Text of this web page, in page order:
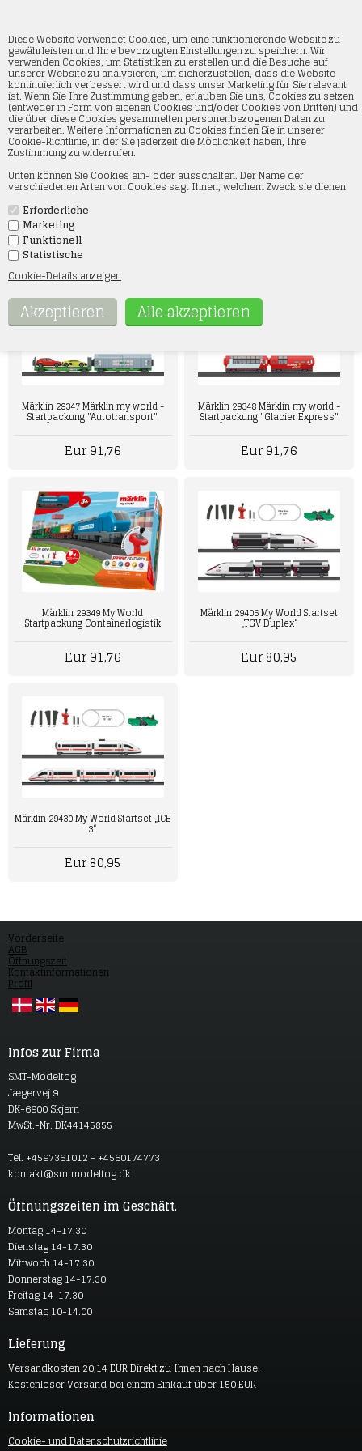
Diese Website verwendet Cookies, um eine funktionierende Website zu
gewährleisten und Ihre bevorzugten Einstellungen zu speichern. Wir
verwenden Cookies, um Statistiken zu erstellen und die Besuche auf
unserer Website zu analysieren, um sicherzustellen, dass die Website
kontinuierlich verbessert wird und dass unser Marketing für Sie relevant
ist. Wenn Sie Ihre Zustimmung geben, erlauben Sie uns, Cookies zu setzen
(entweder in Form von eigenen Cookies und/oder Cookies von Dritten) und
die über diese Cookies gesammelten personenbezogenen Daten zu
verarbeiten. Weitere Informationen zu Cookies finden Sie in unserer
Cookie-Richtlinie, in der Sie jederzeit die Möglichkeit haben, Ihre
Zustimmung zu widerrufen.
Unten können Sie Cookies ein- oder ausschalten. Der Name der
verschiedenen Arten von Cookies sagt Ihnen, welchem Zweck sie dienen.
Erforderliche
Marketing
Funktionell
Statistische
Cookie-Details anzeigen
My World
Startseite»Startpackungen»My World
Willkommen in der Kategorie „Meine Welt“, wo Modelleisenbahn-
Fans alles finden, was das Herz begehrt. Wir bieten eine große
Auswahl an Startersets, ideal für Einsteiger und erfahrene
Sammler. Entdecken Sie unsere hochwertigen Sets, die Ihre
Miniaturwelt mit detailgetreuen Zügen und realistischen Gleisen
zum Leben erwecken. Jedes Starterset bietet Ihnen ein
authentisches Erlebnis, das gleichermaßen unterhaltsam und
inspirierend ist. Starten Sie noch heute Ihre Modelleisenbahn-
Reise und verwirklichen Sie Ihre Traumwelt mit „Meine Welt“.
Märklin 29347 Märklin my world -
Startpackung "Autotransport"
Eur 91,76
Märklin 29348 Märklin my world -
Startpackung "Glacier Express"
Eur 91,76
Märklin 29349 My World
Startpackung Containerlogistik
Eur 91,76
Märklin 29406 My World Startset
„TGV Duplex“
Eur 80,95
Märklin 29430 My World Startset „ICE
3“
Eur 80,95
Vorderseite
AGB
Öffnungszeit
Kontaktinformationen
Profil
Infos zur Firma
SMT-Modeltog
Jægervej 9
DK-6900 Skjern
MwSt.-Nr. DK44145855
Tel. +4597361012 - +4560174773
kontakt@smtmodeltog.dk
Öffnungszeiten im Geschäft.
Montag 14-17.30
Dienstag 14-17.30
Mittwoch 14-17.30
Donnerstag 14-17.30
Freitag 14-17.30
Samstag 10-14.00
Lieferung
Versandkosten 20,14 EUR Direkt zu Ihnen nach Hause.
Kostenloser Versand bei einem Einkauf über 150 EUR
Informationen
Cookie- und Datenschutzrichtlinie